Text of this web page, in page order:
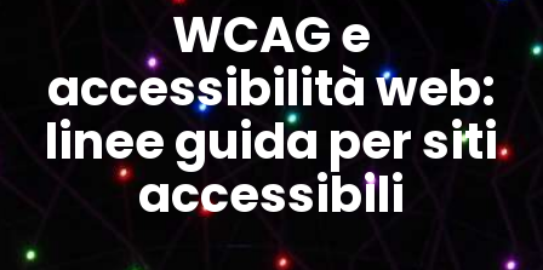
WCAG e
accessibilità web:
linee guida per siti
accessibili